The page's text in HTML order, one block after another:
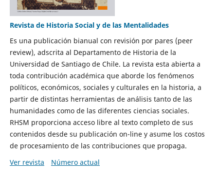
Revista de Historia Social y de las Mentalidades
Es una publicación bianual con revisión por pares (peer
review), adscrita al Departamento de Historia de la
Universidad de Santiago de Chile. La revista esta abierta a
toda contribución académica que aborde los fenómenos
políticos, económicos, sociales y culturales en la historia, a
partir de distintas herramientas de análisis tanto de las
humanidades como de las diferentes ciencias sociales.
RHSM proporciona acceso libre al texto completo de sus
contenidos desde su publicación on-line y asume los costos
de procesamiento de las contribuciones que propaga.
Ver revista
Número actual